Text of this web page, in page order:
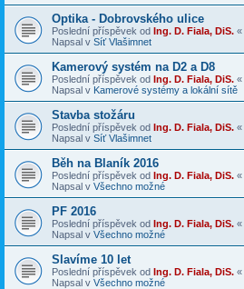
Optika - Dobrovského ulice
Poslední příspěvek od Ing. D. Fiala, DiS. «
Napsal v Síť Vlašimnet
Kamerový systém na D2 a D8
Poslední příspěvek od Ing. D. Fiala, DiS. «
Napsal v Kamerové systémy a lokální sítě
Stavba stožáru
Poslední příspěvek od Ing. D. Fiala, DiS. «
Napsal v Síť Vlašimnet
Běh na Blaník 2016
Poslední příspěvek od Ing. D. Fiala, DiS. «
Napsal v Všechno možné
PF 2016
Poslední příspěvek od Ing. D. Fiala, DiS. «
Napsal v Všechno možné
Slavíme 10 let
Poslední příspěvek od Ing. D. Fiala, DiS. «
Napsal v Všechno možné